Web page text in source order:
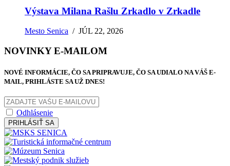
Výstava Milana Rašlu Zrkadlo v Zrkadle
Mesto Senica /JÚL 22, 2026
NOVINKY E-MAILOM
NOVÉ INFORMÁCIE, ČO SA PRIPRAVUJE, ČO SA UDIALO NA VÁŠ E-
MAIL, PRIHLÁSTE SA UŽ DNES!
Odhlásenie
PRIHLÁSIŤ SA